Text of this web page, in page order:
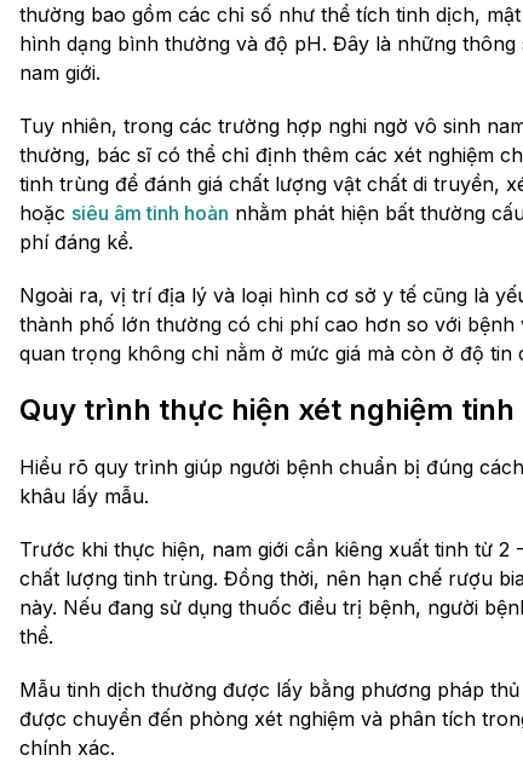
thường bao gồm các chỉ số như thể tích tinh dịch,
hình dạng bình thường và độ pH. Đây là những
nam giới.
Tuy nhiên, trong các trường hợp nghi ngờ vô sinh
thường, bác sĩ có thể chỉ định thêm các xét nghiệm
tinh trùng để đánh giá chất lượng vật chất di truyền,
hoặc siêu âm tinh hoàn nhằm phát hiện bất thường
phí đáng kể.
Ngoài ra, vị trí địa lý và loại hình cơ sở y tế cũng là
thành phố lớn thường có chi phí cao hơn so với
quan trọng không chỉ nằm ở mức giá mà còn ở độ tin
Quy trình thực hiện xét nghiệm tinh
Hiểu rõ quy trình giúp người bệnh chuẩn bị đúng
khâu lấy mẫu.
Trước khi thực hiện, nam giới cần kiêng xuất tinh từ
chất lượng tinh trùng. Đồng thời, nên hạn chế rượu
này. Nếu đang sử dụng thuốc điều trị bệnh, người
thể.
Mẫu tinh dịch thường được lấy bằng phương pháp
được chuyển đến phòng xét nghiệm và phân tích
chính xác.